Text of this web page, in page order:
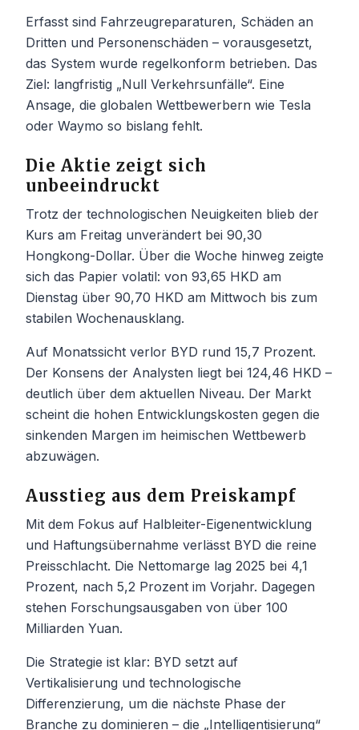
Erfasst sind Fahrzeugreparaturen, Schäden an
Dritten und Personenschäden – vorausgesetzt,
das System wurde regelkonform betrieben. Das
Ziel: langfristig „Null Verkehrsunfälle“. Eine
Ansage, die globalen Wettbewerbern wie Tesla
oder Waymo so bislang fehlt.
Die Aktie zeigt sich
unbeeindruckt
Trotz der technologischen Neuigkeiten blieb der
Kurs am Freitag unverändert bei 90,30
Hongkong-Dollar. Über die Woche hinweg zeigte
sich das Papier volatil: von 93,65 HKD am
Dienstag über 90,70 HKD am Mittwoch bis zum
stabilen Wochenausklang.
Auf Monatssicht verlor BYD rund 15,7 Prozent.
Der Konsens der Analysten liegt bei 124,46 HKD –
deutlich über dem aktuellen Niveau. Der Markt
scheint die hohen Entwicklungskosten gegen die
sinkenden Margen im heimischen Wettbewerb
abzuwägen.
Ausstieg aus dem Preiskampf
Mit dem Fokus auf Halbleiter-Eigenentwicklung
und Haftungsübernahme verlässt BYD die reine
Preisschlacht. Die Nettomarge lag 2025 bei 4,1
Prozent, nach 5,2 Prozent im Vorjahr. Dagegen
stehen Forschungsausgaben von über 100
Milliarden Yuan.
Die Strategie ist klar: BYD setzt auf
Vertikalisierung und technologische
Differenzierung, um die nächste Phase der
Branche zu dominieren – die „Intelligentisierung“